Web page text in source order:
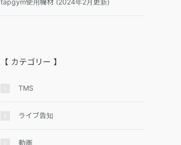
tapgym使用機材 (2024年2月更新)
【 カテゴリー 】
TMS
ライブ告知
動画